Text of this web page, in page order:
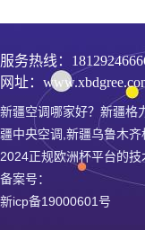
服务热线：
网址：
新疆空调哪家好？新疆格
疆中央空调,新疆乌鲁木
2024正规欧洲杯平台的
备案号：
新icp备19000601号